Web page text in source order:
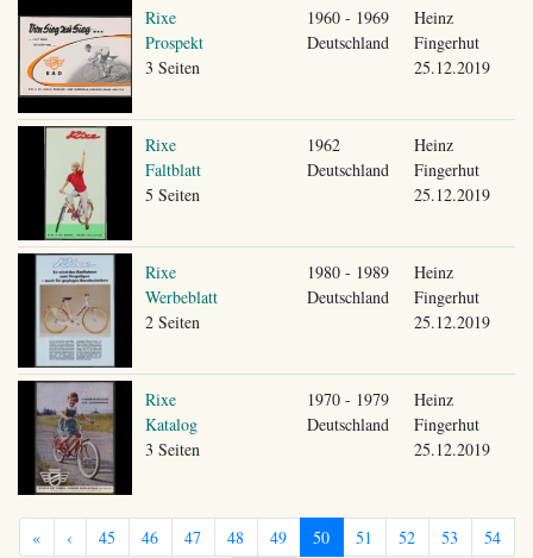
Rixe
Prospekt
3 Seiten
1960 - 1969
Deutschland
Heinz
Fingerhut
25.12.2019
Rixe
Faltblatt
5 Seiten
1962
Deutschland
Heinz
Fingerhut
25.12.2019
Rixe
Werbeblatt
2 Seiten
1980 - 1989
Deutschland
Heinz
Fingerhut
25.12.2019
Rixe
Katalog
3 Seiten
1970 - 1979
Deutschland
Heinz
Fingerhut
25.12.2019
« ‹ 45 46 47 48 49 50 51 52 53 54